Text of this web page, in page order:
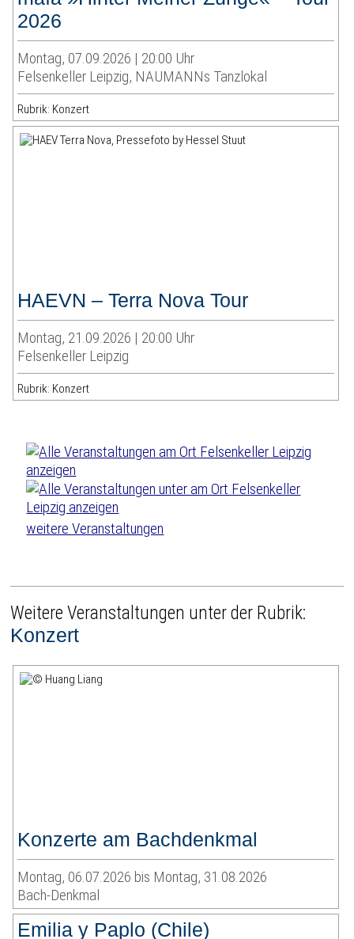
2026
Montag, 07.09.2026 | 20:00 Uhr
Felsenkeller Leipzig, NAUMANNs Tanzlokal
Rubrik: Konzert
HAEVN – Terra Nova Tour
Montag, 21.09.2026 | 20:00 Uhr
Felsenkeller Leipzig
Rubrik: Konzert
weitere Veranstaltungen
Weitere Veranstaltungen unter der Rubrik:
Konzert
Konzerte am Bachdenkmal
Montag, 06.07.2026 bis Montag, 31.08.2026
Bach-Denkmal
Emilia y Paplo (Chile)